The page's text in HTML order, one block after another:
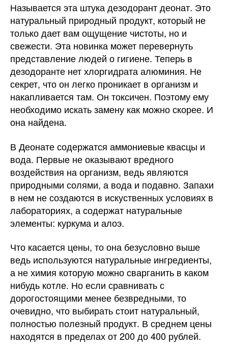
Называется эта штука дезодорант деонат. Это
натуральный природный продукт, который не
только дает вам ощущение чистоты, но и
свежести. Эта новинка может перевернуть
представление людей о гигиене. Теперь в
дезодоранте нет хлоргидрата алюминия. Не
секрет, что он легко проникает в организм и
накапливается там. Он токсичен. Поэтому ему
необходимо искать замену как можно скорее. И
она найдена.
В Деонате содержатся аммониевые квасцы и
вода. Первые не оказывают вредного
воздействия на организм, ведь являются
природными солями, а вода и подавно. Запахи
в нем не создаются в искуственных условиях в
лабораториях, а содержат натуральные
элементы: куркума и алоэ.
Что касается цены, то она безусловно выше
ведь используются натуральные ингредиенты,
а не химия которую можно сварганить в каком
нибудь котле. Но если сравнивать с
дорогостоящими менее безвредными, то
очевидно, что выбирать стоит натуральный,
полностью полезный продукт. В среднем цены
находятся в пределах от 200 до 400 рублей.